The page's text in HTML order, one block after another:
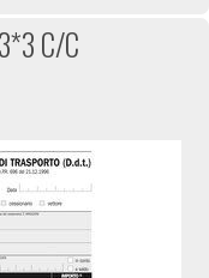
C/C